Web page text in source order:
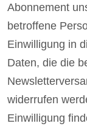
Abonnement
betroffene
Einwilligung in
Daten, die die
widerrufen
Einwilligung